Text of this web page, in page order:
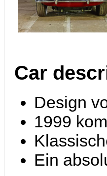
Car
Design
1999
Ein